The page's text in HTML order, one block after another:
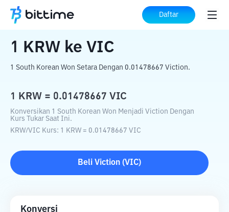
Daftar
Beranda Konverter Kripto ke VIC
1 KRW ke VIC
1 South Korean Won Setara Dengan 0.01478667 Viction.
1 KRW = 0.01478667 VIC
Konversikan 1 South Korean Won Menjadi Viction Dengan
Kurs Tukar Saat Ini.
KRW/VIC Kurs: 1 KRW = 0.01478667 VIC
Beli Viction (VIC)
Konversi